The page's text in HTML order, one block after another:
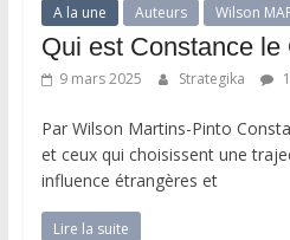
A la une Auteurs Wilson
Qui est Constance le
9 mars 2025 Strategika
Par Wilson Martins-Pinto
et ceux qui choisissent une
influence étrangères et
Lire la suite